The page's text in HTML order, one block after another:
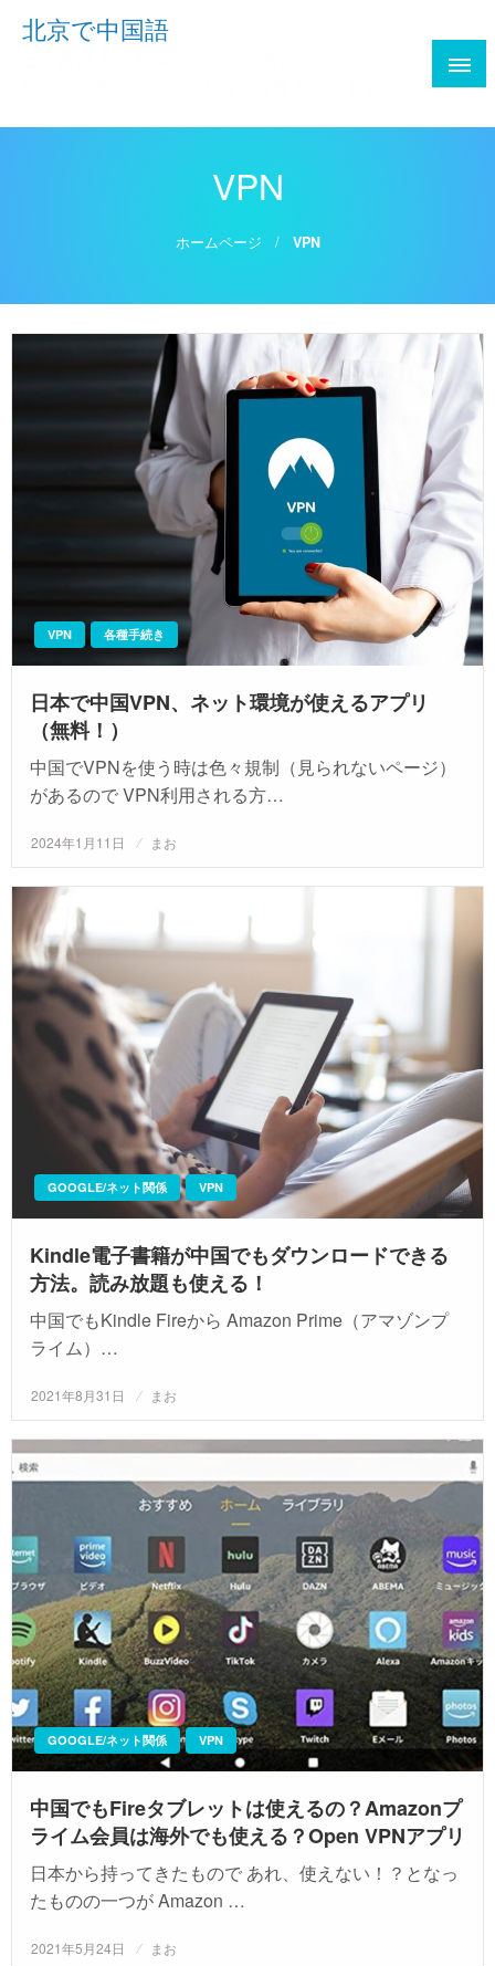
Skip北京で中国語
VPN
ホームページ VPN
VPN 各種手続き
日本で中国VPN、ネット環境が使えるアプリ
（無料！）
中国でVPNを使う時は色々規制（見られないページ）
があるので VPN利用される方…
投
日:
2024年1月11日 まお
GOOGLE/ネット関係 VPN
Kindle電子書籍が中国でもダウンロードできる
方法。読み放題も使える！
中国でもKindle Fireから Amazon Prime（アマゾンプ
ライム）…
投
日:
2021年8月31日 まお
GOOGLE/ネット関係 VPN
中国でもFireタブレットは使えるの？Amazonプ
ライム会員は海外でも使える？Open VPNアプリ
日本から持ってきたもので あれ、使えない！？となっ
たものの一つが Amazon …
投
2021年5月24日 まお